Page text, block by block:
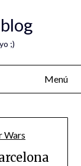
;)
Menú